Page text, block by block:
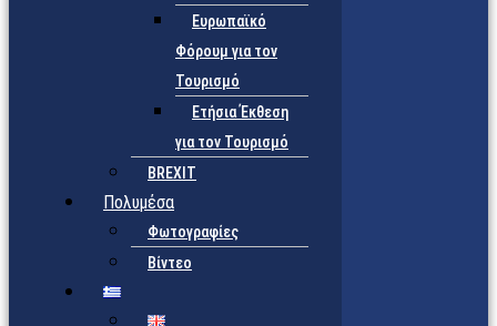
Ευρωπαϊκό
Φόρουμ για τον
Τουρισμό
Ετήσια Έκθεση
για τον Τουρισμό
BREXIT
Πολυμέσα
Φωτογραφίες
Βίντεο